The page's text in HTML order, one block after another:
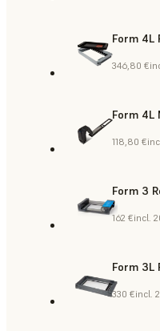
Form 4L
346,80 €
Form 4L
118,80 €
Form 3
162 €incl.
Form 3L
330 €incl.